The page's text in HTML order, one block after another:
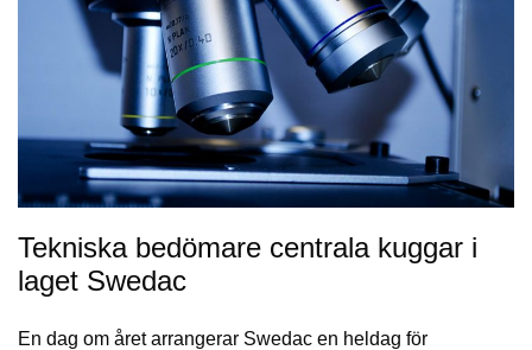
Tekniska bedömare centrala kuggar i
laget Swedac
En dag om året arrangerar Swedac en heldag för